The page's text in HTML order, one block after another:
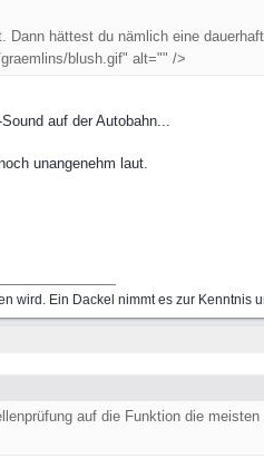
Dann hättest du nämlich eine
blush.gif" alt="" />
auf der Autobahn...
unangenehm laut.
wird. Ein Dackel nimmt es zur Kenntnis
auf die Funktion die